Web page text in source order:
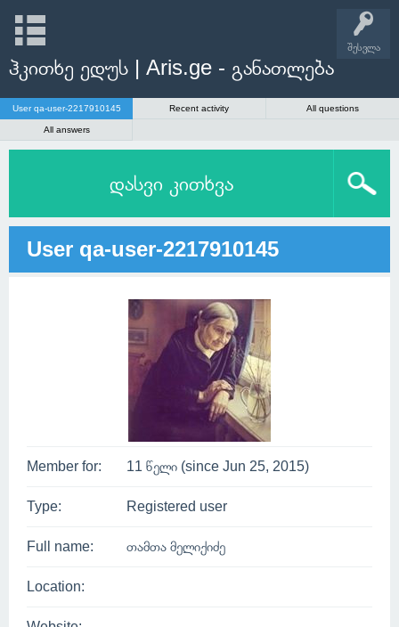
შესვლა
ჰკითხე ედუს | Aris.ge - განათლება
User qa-user-2217910145 Recent activity All questions
All answers
დასვი კითხვა
User qa-user-2217910145
Member for: 11 წელი (since Jun 25, 2015)
Type: Registered user
Full name: თამთა მელიქიძე
Location: